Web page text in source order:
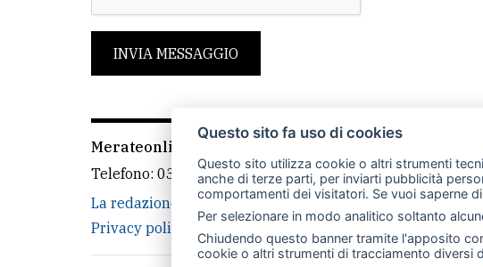
INVIA MESSAGGIO
Merateonline S.r.l.
Telefono: 039 9902881- Whatsapp: 351 3481257 - E-
La redazione
MerateOnline CasateOnline RSS
Privacy policy
Cookie policy Rivedi le tue scelte sui
Questo sito fa uso di cookies
Questo sito utilizza cookie o altri strumenti
anche di terze parti, per inviarti pubblicità
comportamenti dei visitatori. Se vuoi saperne
Per selezionare in modo analitico soltanto
Chiudendo questo banner tramite l'apposito
cookie o altri strumenti di tracciamento diversi